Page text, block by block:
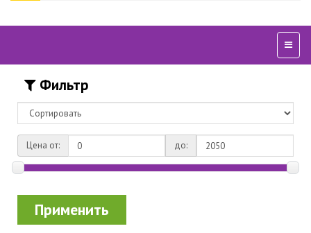
Фильтр
Цена от: до:
Применить